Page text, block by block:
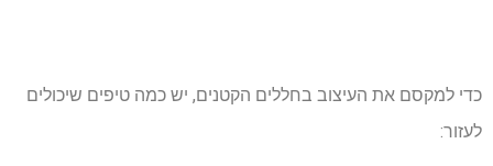
כדי למקסם את העיצוב בחללים הקטנים, יש כמה טיפים שיכולים
לעזור: